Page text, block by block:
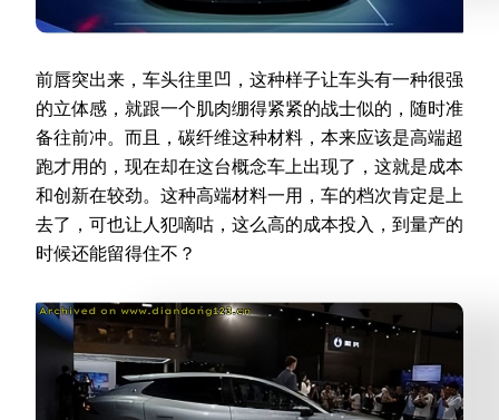
前唇突出来，车头往里凹，这种样子让车头有一种很强
的立体感，就跟一个肌肉绷得紧紧的战士似的，随时准
备往前冲。而且，碳纤维这种材料，本来应该是高端超
跑才用的，现在却在这台概念车上出现了，这就是成本
和创新在较劲。这种高端材料一用，车的档次肯定是上
去了，可也让人犯嘀咕，这么高的成本投入，到量产的
时候还能留得住不？